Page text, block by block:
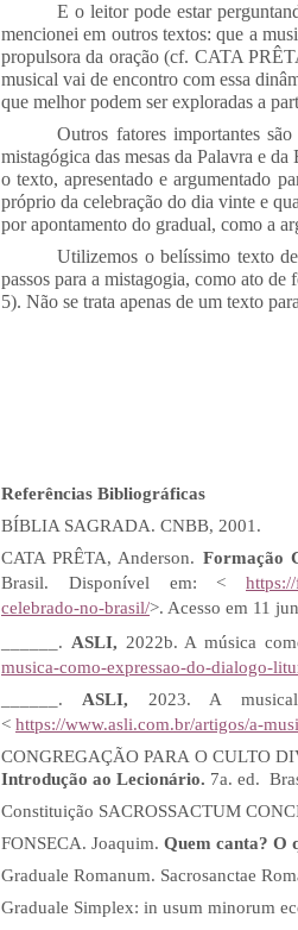
E o leitor pode estar
mencionei em outros textos: que a
propulsora da oração (cf. CATA
musical vai de encontro com essa
que melhor podem ser exploradas a
Outros fatores importantes
mistagógica das mesas da Palavra e
o texto, apresentado e argumentado
próprio da celebração do dia vinte e
por apontamento do gradual, como a
Utilizemos o belíssimo texto
passos para a mistagogia, como ato
5). Não se trata apenas de um texto
Referências Bibliográficas
BÍBLIA SAGRADA. CNBB, 2001.
CATA PRÊTA, Anderson. Formação
Brasil. Disponível em: <
celebrado-no-brasil/>. Acesso em 11
______. ASLI, 2022b. A música
musica-como-expressao-do-dialogo-
______.ASLI, 2023. A
< https://www.asli.com.br/artigos/a-
CONGREGAÇÃO PARA O CULTO
Introdução ao Lecionário. 7a. ed.
Constituição SACROSSACTUM
FONSECA. Joaquim. Quem canta? O
Graduale Romanum. Sacrosanctae
Graduale Simplex: in usum minorum